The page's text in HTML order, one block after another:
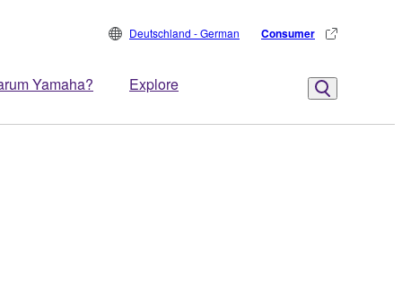
Yamaha? Explore
Deutschland - German Consumer